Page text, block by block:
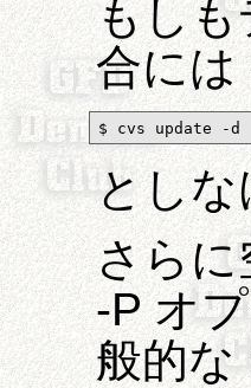
もしも
合には
$ cvs update -d
としな
さらに
-P オ
般的な